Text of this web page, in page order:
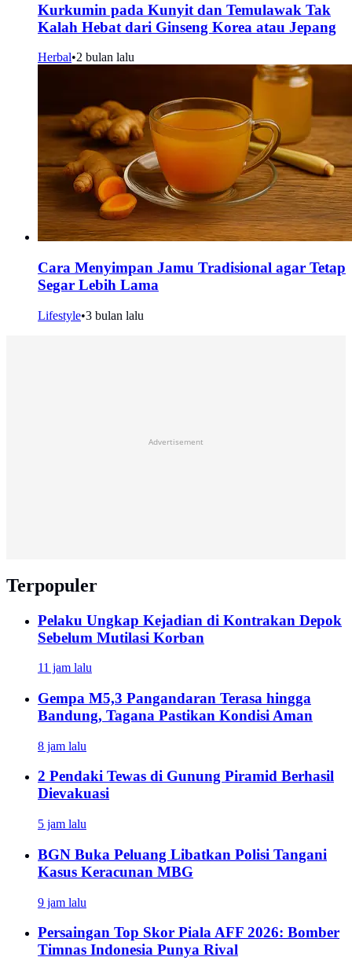
Kurkumin pada Kunyit dan Temulawak Tak
Kalah Hebat dari Ginseng Korea atau Jepang
Herbal•2 bulan lalu
Cara Menyimpan Jamu Tradisional agar Tetap
Segar Lebih Lama
Lifestyle•3 bulan lalu
Advertisement
Terpopuler
Pelaku Ungkap Kejadian di Kontrakan Depok
Sebelum Mutilasi Korban
11 jam lalu
Gempa M5,3 Pangandaran Terasa hingga
Bandung, Tagana Pastikan Kondisi Aman
8 jam lalu
2 Pendaki Tewas di Gunung Piramid Berhasil
Dievakuasi
5 jam lalu
BGN Buka Peluang Libatkan Polisi Tangani
Kasus Keracunan MBG
9 jam lalu
Persaingan Top Skor Piala AFF 2026: Bomber
Timnas Indonesia Punya Rival